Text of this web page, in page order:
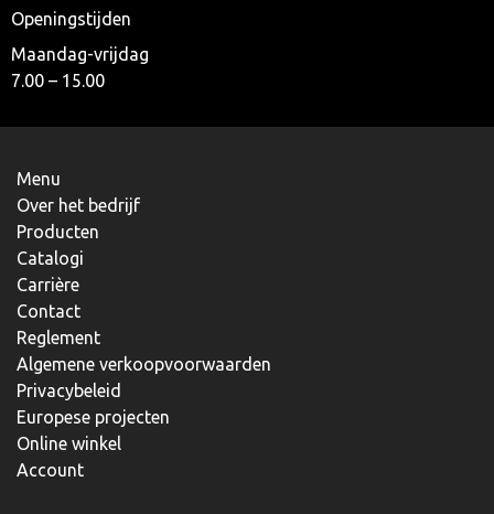
Openingstijden
Maandag-vrijdag
7.00 – 15.00
Menu
Over het bedrijf
Producten
Catalogi
Carrière
Contact
Reglement
Algemene verkoopvoorwaarden
Privacybeleid
Europese projecten
Online winkel
Account